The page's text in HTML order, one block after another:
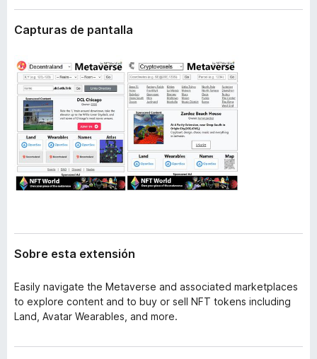
e
o
s
p
a
r
a
F
i
f
n
i
ó
n
Capturas de pantalla
Sobre esta extensión
Easily navigate the Metaverse and associated marketplaces
to explore content and to buy or sell NFT tokens including
Land, Avatar Wearables, and more.